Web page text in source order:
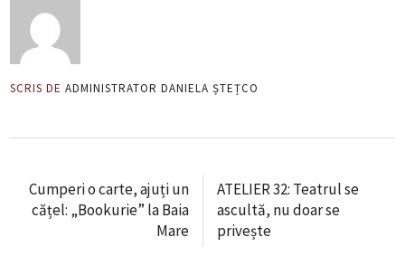
SCRIS DE ADMINISTRATOR DANIELA ȘTEȚCO
Cumperi o carte, ajuți un
cățel: „Bookurie” la Baia
Mare
ATELIER 32: Teatrul se
ascultă, nu doar se
privește